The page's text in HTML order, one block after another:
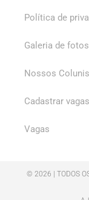
Política de
Galeria de fotos
Nossos
Cadastrar vagas
Vagas
© 2026 | TODOS